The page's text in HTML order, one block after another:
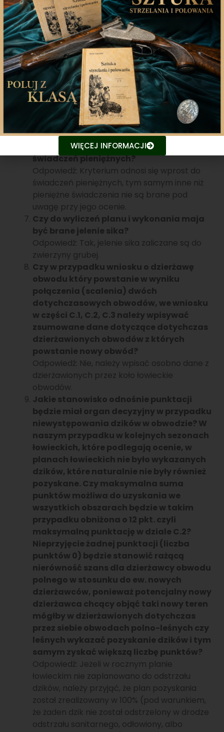
rozszerzonego planu łowieckiego.
W części C.3: „Łączna wysokość
świadczeń pieniężnych wypłaconych
tytułem odszkodowań za szkody”. Nasze
Koło często w ramach odszkodowań
przekazuje materiał siewny oraz materiał
służący do zabezpieczeń upraw przed
zwierzyną. Czy wartość przekazanych
materiałów należy wykazać w tym
punkcie – dodać do wartości
wypłaconych świadczeń pieniężnych, czy
wykazać tu tylko wartość wypłaconych
świadczeń pieniężnych?
Odpowiedź: Kryterium odnosi się wprost do
świadczeń pieniężnych, tym samym inne niż
pieniężne świadczenia nie są brane pod
uwagę przy jego ocenie.
Czy do wyliczeń planu i wykonania maja
być brane jelenie sika?
Odpowiedź: Tak, jelenie sika zaliczane są do
zwierzyny grubej.
Czy w przypadku wniosku o dzierżawę
obwodu który powstanie w wyniku
połączenia (scalenia) dwóch
dotychczasowych obwodów, we wniosku
w części C.1, C.2, C.3 należy wpisywać
zsumowane dane dotyczące dotychczas
dzierżawionych obwodów z których
powstanie nowy obwód?
Odpowiedź: Nie, należy wpisać osobno dane z
dzierżawionych przez koło łowieckie
obwodów.
Jakie stanowisko odnośnie punktacji
będzie miał organ decyzyjny w przypadku
niewystępowania dzików w obwodzie? W
naszym przypadku w kolejnych sezonach
łowieckich, które podlegają ocenie, w
planach łowieckich nie było wykazanych
dzików, które naturalnie nie były również
pozyskane. Czy maksymalna suma
punktów możliwa do uzyskania we
wszystkich obszarach będzie w takim
przypadku obniżona o 12 pkt. czyli
maksymalną punktację w dziale C.2?
Nieprzyjęcie żadnej punktacji (liczba
punktów 0) będzie stanowić rażącą
nierówność szans dla dzierżawcy obwodu
polnego w stosunku do ew. nowych
dzierżawców, ponieważ potencjalny nowy
dzierżawca chcący objąć taki nowy teren
mógłby w dzierżawionych dotychczas
przez siebie obwodach polno-leśnych czy
leśnych wykazać pozyskanie dzików i tym
samym zyskać większą liczbę punktów?
Odpowiedź: Jeżeli w rocznym planie
łowieckim nie zaplanowano do odstrzału
dzików, należy przyjąć, że plan pozyskania
został zrealizowany w 100% (pod warunkiem,
że żaden dzik nie został odstrzelony w drodze
odstrzału sanitarnego, odłowiony, albo
WIĘCEJ INFORMACJI